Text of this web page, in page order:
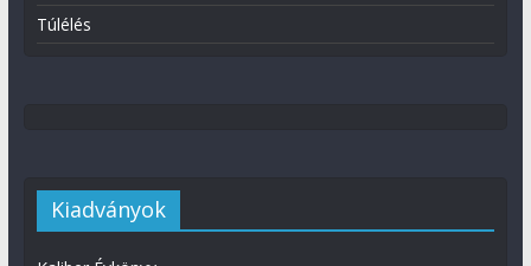
Túlélés
Kiadványok